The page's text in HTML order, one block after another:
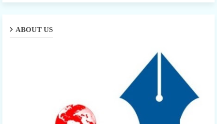
ABOUT US